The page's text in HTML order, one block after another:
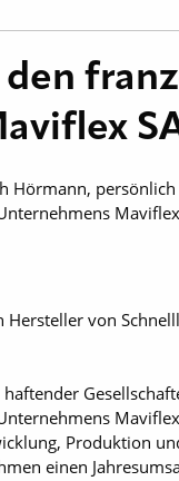
Hörmann,
Maviflex
von
Produktion
einen